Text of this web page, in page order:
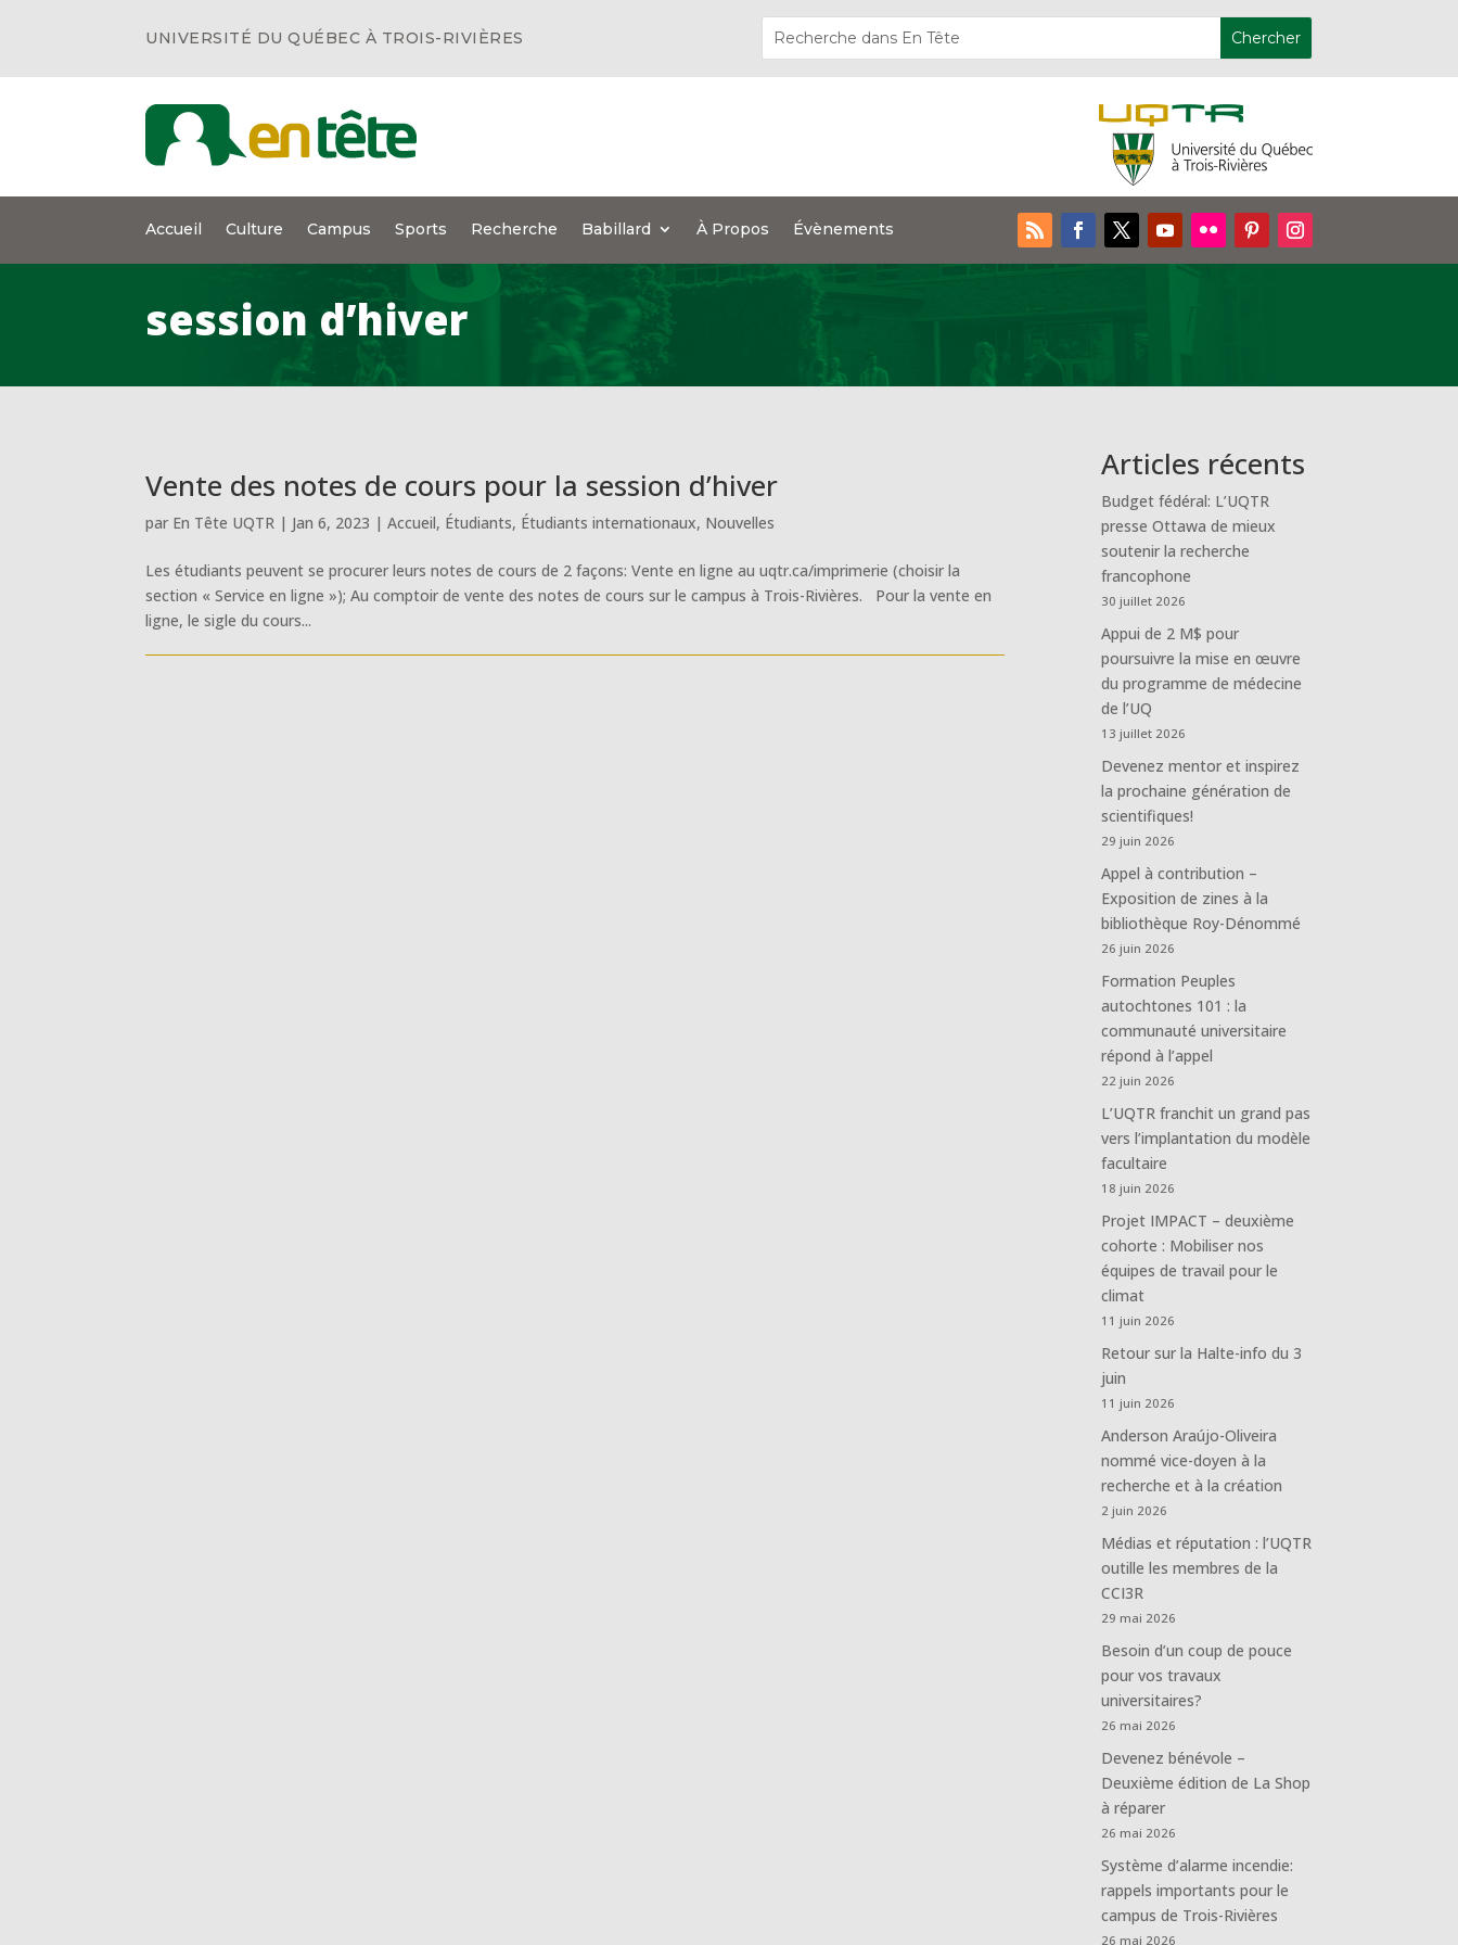
UNIVERSITÉ DU QUÉBEC À TROIS-RIVIÈRES
Accueil Culture Campus Sports Recherche Babillard À Propos Évènements
session d’hiver
Vente des notes de cours pour la session d’hiver
par En Tête UQTR | Jan 6, 2023 |Accueil, Étudiants, Étudiants internationaux, Nouvelles
Les étudiants peuvent se procurer leurs notes de cours de 2 façons: Vente en ligne au uqtr.ca/imprimerie (choisir la
section « Service en ligne »); Au comptoir de vente des notes de cours sur le campus à Trois-Rivières. Pour la vente en
ligne, le sigle du cours...
Articles récents
Budget fédéral: L’UQTR
presse Ottawa de mieux
soutenir la recherche
francophone
30 juillet 2026
Appui de 2 M$ pour
poursuivre la mise en œuvre
du programme de médecine
de l’UQ
13 juillet 2026
Devenez mentor et inspirez
la prochaine génération de
scientifiques!
29 juin 2026
Appel à contribution –
Exposition de zines à la
bibliothèque Roy-Dénommé
26 juin 2026
Formation Peuples
autochtones 101 : la
communauté universitaire
répond à l’appel
22 juin 2026
L’UQTR franchit un grand pas
vers l’implantation du modèle
facultaire
18 juin 2026
Projet IMPACT – deuxième
cohorte : Mobiliser nos
équipes de travail pour le
climat
11 juin 2026
Retour sur la Halte-info du 3
juin
11 juin 2026
Anderson Araújo-Oliveira
nommé vice-doyen à la
recherche et à la création
2 juin 2026
Médias et réputation : l’UQTR
outille les membres de la
CCI3R
29 mai 2026
Besoin d’un coup de pouce
pour vos travaux
universitaires?
26 mai 2026
Devenez bénévole –
Deuxième édition de La Shop
à réparer
26 mai 2026
Système d’alarme incendie:
rappels importants pour le
campus de Trois-Rivières
26 mai 2026